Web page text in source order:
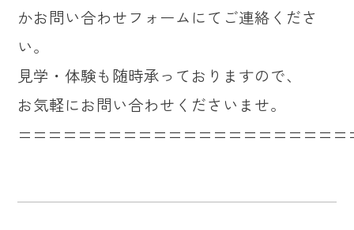
かお問い合わせフォームにてご連絡くださ
い。
見学・体験も随時承っておりますので、
お気軽にお問い合わせくださいませ。